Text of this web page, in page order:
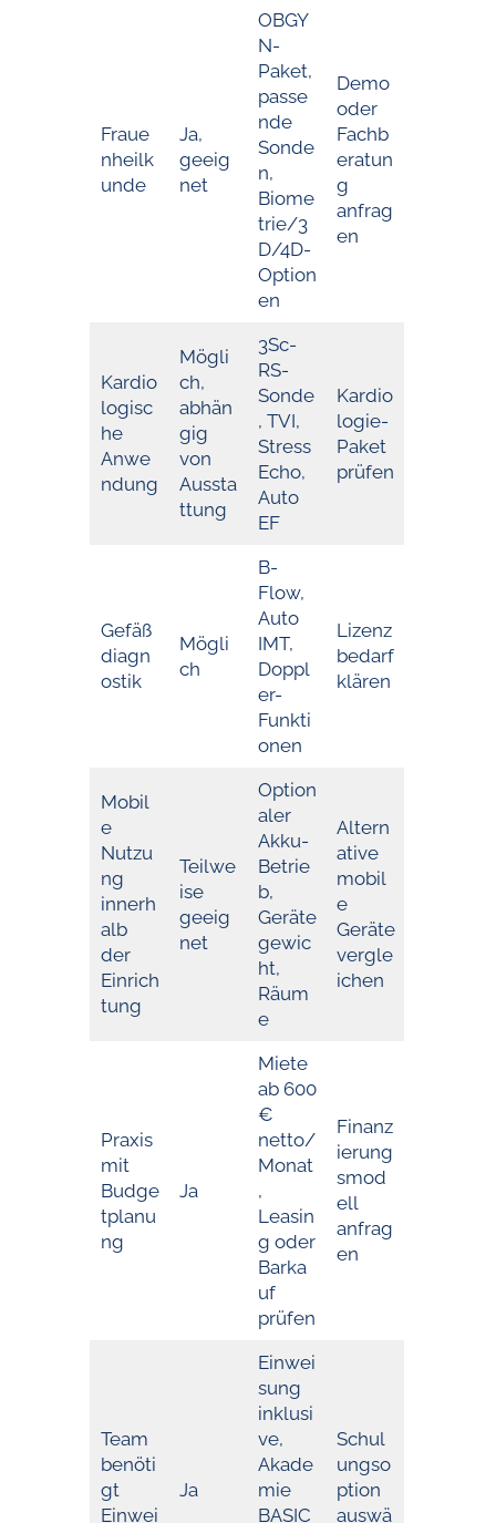
Fraue
nheilk
unde
Ja,
geeig
net
OBGY
N-
Paket,
passe
nde
Sonde
n,
Biome
trie/3
D/4D-
Option
en
Demo
oder
Fachb
eratun
g
anfrag
en
Kardio
logisc
he
Anwe
ndung
Mögli
ch,
abhän
gig
von
Aussta
ttung
3Sc-
RS-
Sonde
, TVI,
Stress
Echo,
Auto
EF
Kardio
logie-
Paket
prüfen
Gefäß
diagn
ostik
Mögli
ch
B-
Flow,
Auto
IMT,
Doppl
er-
Funkti
onen
Lizenz
bedarf
klären
Mobil
e
Nutzu
ng
innerh
alb
der
Einrich
tung
Teilwe
ise
geeig
net
Option
aler
Akku-
Betrie
b,
Geräte
gewic
ht,
Räum
e
Altern
ative
mobil
e
Geräte
vergle
ichen
Praxis
mit
Budge
tplanu
ng
Ja
Miete
ab 600
€
netto/
Monat
,
Leasin
g oder
Barka
uf
prüfen
Finanz
ierung
smod
ell
anfrag
en
Team
benöti
gt
Einwei
Ja
Einwei
sung
inklusi
ve,
Akade
mie
BASIC
Schul
ungso
ption
auswä